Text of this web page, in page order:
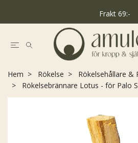
Frakt 69:-
Hem Rökelse
Rökelsehållare &
Rökelsebrännare Lotus - för Palo